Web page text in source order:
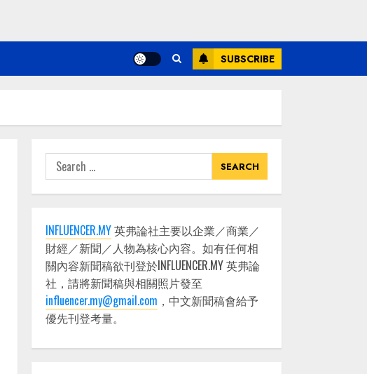
SUBSCRIBE
Search
for:
INFLUENCER.MY英弗論社主要以企業／商業／
財經／新聞／人物為核心內容。如有任何相
關內容新聞稿欲刊登於INFLUENCER.MY 英弗論
社，請將新聞稿與相關照片發至
influencer.my@gmail.com ，中文新聞稿會給予
優先刊登考量。